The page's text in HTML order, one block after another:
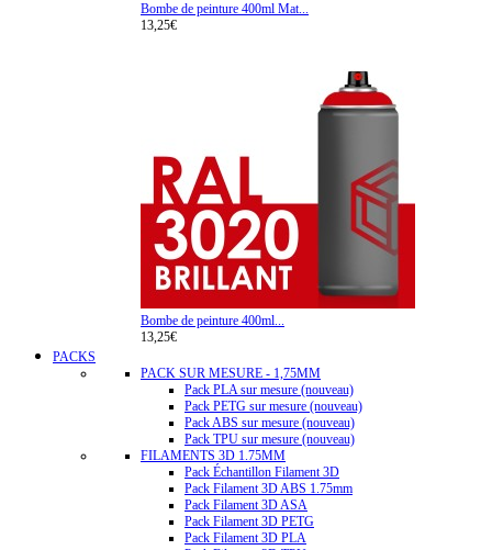
Bombe de peinture 400ml Mat...
13,25€
Bombe de peinture 400ml...
13,25€
PACKS
PACK SUR MESURE - 1,75MM
Pack PLA sur mesure (nouveau)
Pack PETG sur mesure (nouveau)
Pack ABS sur mesure (nouveau)
Pack TPU sur mesure (nouveau)
FILAMENTS 3D 1.75MM
Pack Échantillon Filament 3D
Pack Filament 3D ABS 1.75mm
Pack Filament 3D ASA
Pack Filament 3D PETG
Pack Filament 3D PLA